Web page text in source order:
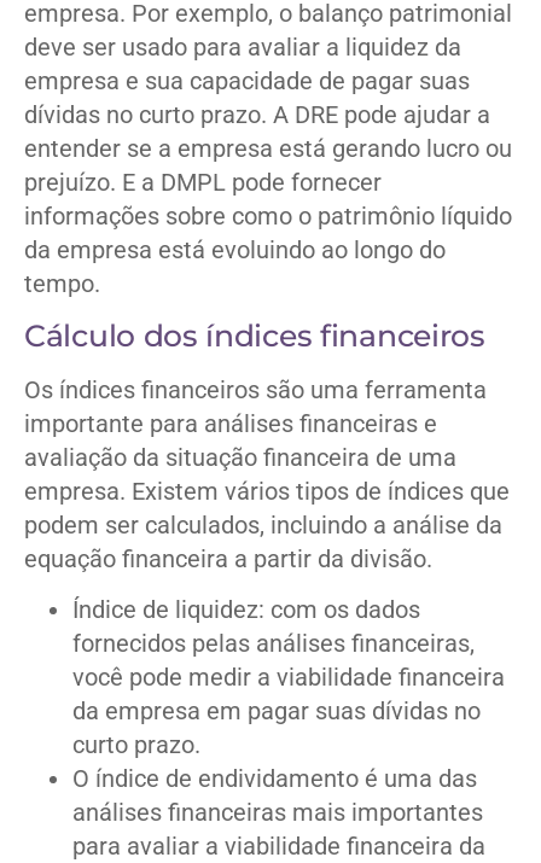
empresa. Por exemplo, o balanço patrimonial
deve ser usado para avaliar a liquidez da
empresa e sua capacidade de pagar suas
dívidas no curto prazo. A DRE pode ajudar a
entender se a empresa está gerando lucro ou
prejuízo. E a DMPL pode fornecer
informações sobre como o patrimônio líquido
da empresa está evoluindo ao longo do
tempo.
Cálculo dos índices financeiros
Os índices financeiros são uma ferramenta
importante para análises financeiras e
avaliação da situação financeira de uma
empresa. Existem vários tipos de índices que
podem ser calculados, incluindo a análise da
equação financeira a partir da divisão.
Índice de liquidez: com os dados
fornecidos pelas análises financeiras,
você pode medir a viabilidade financeira
da empresa em pagar suas dívidas no
curto prazo.
O índice de endividamento é uma das
análises financeiras mais importantes
para avaliar a viabilidade financeira da